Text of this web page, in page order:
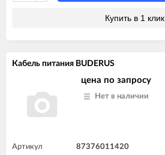
Купить в 1 клик
Кабель питания BUDERUS
цена по запросу
Нет в наличии
Артикул 87376011420